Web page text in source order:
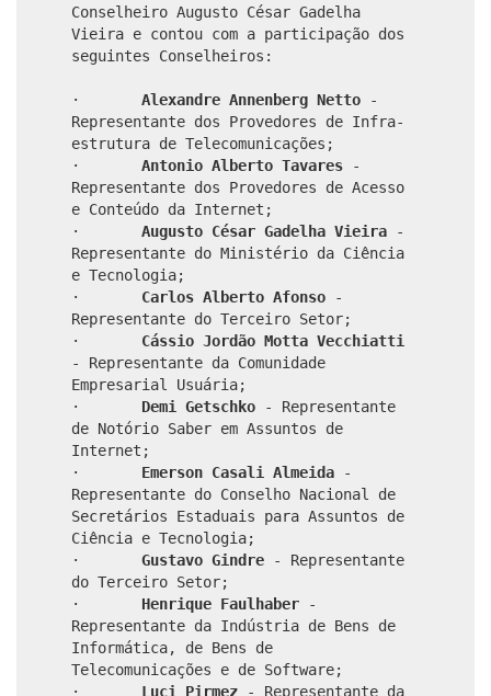
Conselheiro Augusto César Gadelha
Vieira e contou com a participação dos
seguintes Conselheiros:
· Alexandre Annenberg Netto -
Representante dos Provedores de Infra-
estrutura de Telecomunicações;
· Antonio Alberto Tavares -
Representante dos Provedores de Acesso
e Conteúdo da Internet;
· Augusto César Gadelha Vieira -
Representante do Ministério da Ciência
e Tecnologia;
· Carlos Alberto Afonso -
Representante do Terceiro Setor;
· Cássio Jordão Motta Vecchiatti
- Representante da Comunidade
Empresarial Usuária;
· Demi Getschko - Representante
de Notório Saber em Assuntos de
Internet;
· Emerson Casali Almeida -
Representante do Conselho Nacional de
Secretários Estaduais para Assuntos de
Ciência e Tecnologia;
· Gustavo Gindre - Representante
do Terceiro Setor;
· Henrique Faulhaber -
Representante da Indústria de Bens de
Informática, de Bens de
Telecomunicações e de Software;
· Luci Pirmez - Representante da